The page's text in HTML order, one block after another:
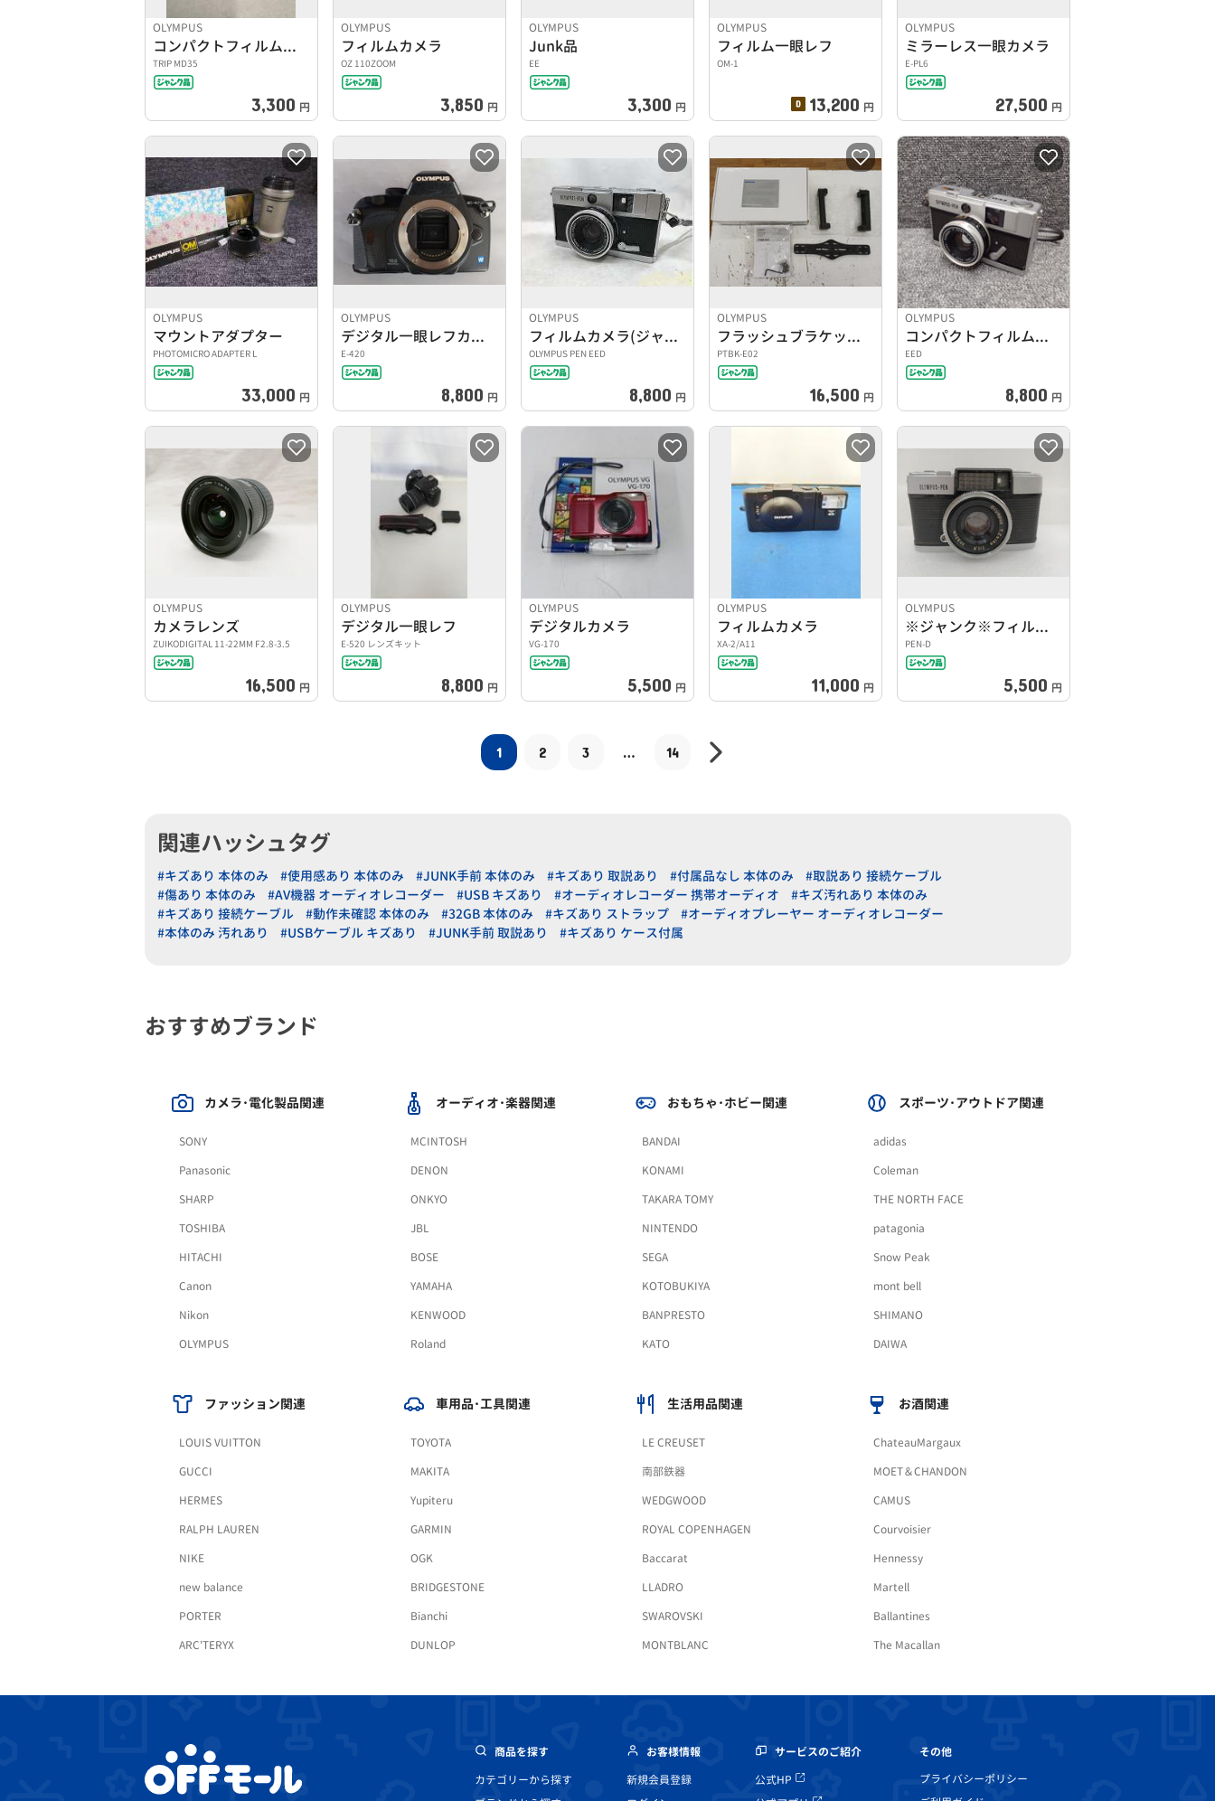
OLYMPUS
コンパクトフィルムカメラ
TRIP MD35
3,300 円
OLYMPUS
フィルムカメラ
OZ 110ZOOM
3,850 円
OLYMPUS
Junk品
EE
3,300 円
OLYMPUS
フィルム一眼レフ
OM-1
13,200 円
OLYMPUS
ミラーレス一眼カメラ
E-PL6
27,500 円
OLYMPUS
マウントアダプター
PHOTOMICRO ADAPTER L
33,000 円
OLYMPUS
デジタル一眼レフカメラ
E-420
8,800 円
OLYMPUS
フィルムカメラ(ジャンク)
OLYMPUS PEN EED
8,800 円
OLYMPUS
フラッシュブラケットプロ
PTBK-E02
16,500 円
OLYMPUS
コンパクトフィルムカメラ
EED
8,800 円
OLYMPUS
カメラレンズ
ZUIKODIGITAL 11-22MM F2.8-3.5
16,500 円
OLYMPUS
デジタル一眼レフ
E-520 レンズキット
8,800 円
OLYMPUS
デジタルカメラ
VG-170
5,500 円
OLYMPUS
フィルムカメラ
XA-2/A11
11,000 円
OLYMPUS
※ジャンク※フィルムカメラ
PEN-D
5,500 円
1 2 3 … 14
関連ハッシュタグ
#キズあり 本体のみ #使用感あり 本体のみ #JUNK手前 本体のみ #キズあり 取説あり #付属品なし 本体のみ
#取説あり 接続ケーブル
#傷あり 本体のみ
#AV機器 オーディオレコーダー #USB キズあり #オーディオレコーダー 携帯オーディオ
#キズ汚れあり 本体のみ
#キズあり 接続ケーブル
#動作未確認 本体のみ #32GB 本体のみ #キズあり ストラップ
#オーディオプレーヤー オーディオレコーダー
#本体のみ 汚れあり
#USBケーブル キズあり #JUNK手前 取説あり #キズあり ケース付属
おすすめブランド
カメラ･電化製品関連
SONY
Panasonic
SHARP
TOSHIBA
HITACHI
Canon
Nikon
OLYMPUS
オーディオ･楽器関連
MCINTOSH
DENON
ONKYO
JBL
BOSE
YAMAHA
KENWOOD
Roland
おもちゃ･ホビー関連
BANDAI
KONAMI
TAKARA TOMY
NINTENDO
SEGA
KOTOBUKIYA
BANPRESTO
KATO
スポーツ･アウトドア関連
adidas
Coleman
THE NORTH FACE
patagonia
Snow Peak
mont bell
SHIMANO
DAIWA
ファッション関連
LOUIS VUITTON
GUCCI
HERMES
RALPH LAUREN
NIKE
new balance
PORTER
ARC'TERYX
車用品･工具関連
TOYOTA
MAKITA
Yupiteru
GARMIN
OGK
BRIDGESTONE
Bianchi
DUNLOP
生活用品関連
LE CREUSET
南部鉄器
WEDGWOOD
ROYAL COPENHAGEN
Baccarat
LLADRO
SWAROVSKI
MONTBLANC
お酒関連
ChateauMargaux
MOET＆CHANDON
CAMUS
Courvoisier
Hennessy
Martell
Ballantines
The Macallan
商品を探す
カテゴリーから探す
お客様情報
新規会員登録
サービスのご紹介
公式HP
その他
プライバシーポリシー